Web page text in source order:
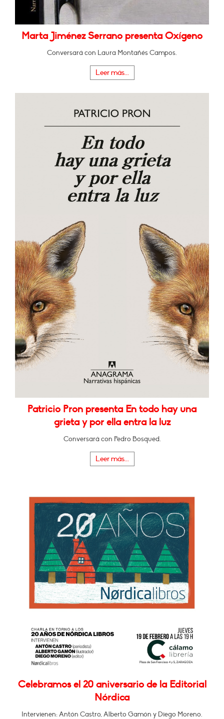
Marta Jiménez Serrano presenta Oxígeno
Conversará con Laura Montañés Campos.
Leer más...
Patricio Pron presenta En todo hay una
grieta y por ella entra la luz
Conversará con Pedro Bosqued.
Leer más...
Celebramos el 20 aniversario de la Editorial
Nórdica
Intervienen: Antón Castro, Alberto Gamón y Diego Moreno.